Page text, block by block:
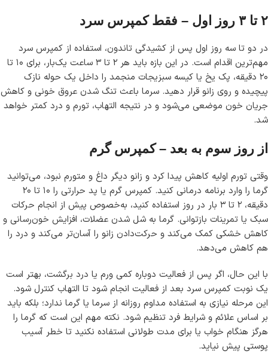
۲ تا ۳ روز اول – فقط کمپرس سرد
در دو تا سه روز اول پس از کشیدگی تاندون، استفاده از کمپرس سرد
مهم‌ترین اقدام است. در این بازه باید هر ۲ تا ۳ ساعت یک‌بار، برای ۱۰ تا
۲۰ دقیقه، پک یخ یا کیسه سبزیجات منجمد را داخل یک حوله نازک
پیچیده و روی زانو قرار دهید. سرما باعث تنگ شدن عروق خونی و کاهش
جریان خون موضعی می‌شود و در نتیجه التهاب، تورم و درد کمتر خواهد
شد.
از روز سوم به بعد – کمپرس گرم
وقتی تورم اولیه کاهش پیدا کرد و زانو دیگر داغ و متورم نبود، می‌توانید
گرما را وارد برنامه درمانی کنید. کمپرس گرم یا پد حرارتی را ۱۰ تا ۲۰
دقیقه، ۲ تا ۳ بار در روز استفاده کنید، به‌خصوص پیش از انجام حرکات
سبک یا تمرینات بازتوانی. گرما به شل شدن عضلات، افزایش خون‌رسانی و
کاهش خشکی کمک می‌کند و حرکت‌دادن زانو را آسان‌تر می‌کند و درد را
هم کاهش می‌دهد.
با این حال، اگر پس از فعالیت دوباره کمی ورم یا درد برگشت، بهتر است
یک نوبت کمپرس سرد بعد از فعالیت انجام شود تا التهاب کنترل شود.
این مرحله نیازی به استفاده مداوم روزانه از سرما یا گرما ندارد؛ بلکه باید
بر اساس علائم و شرایط فرد تنظیم شود. نکته مهم این است که گرما را
هرگز هنگام خواب یا برای مدت طولانی استفاده نکنید تا خطر آسیب
پوستی پیش نیاید.